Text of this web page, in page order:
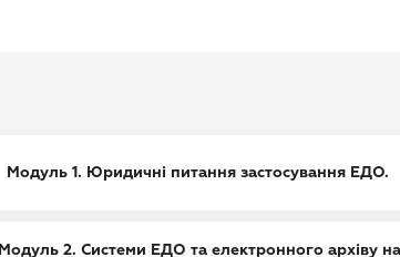
Модуль 1. Юридичні питання застосування ЕДО.
Модуль 2. Системи ЕДО та електронного архіву